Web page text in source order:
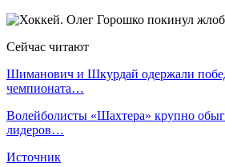
Сейчас читают
Шиманович и Шкурдай одержали
чемпионата…
Волейболисты «Шахтера» крупно
лидеров…
Источник